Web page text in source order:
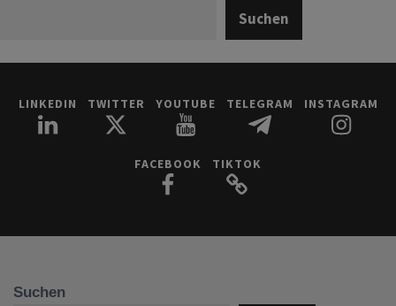
Suchen
LINKEDIN TWITTER YOUTUBE TELEGRAM INSTAGRAM
FACEBOOK TIKTOK
Suchen